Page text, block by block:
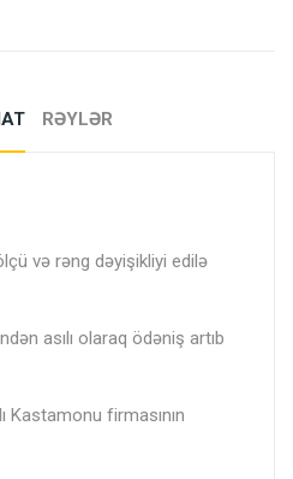
RƏYLƏR
və rəng dəyişikliyi edilə
asılı olaraq ödəniş artıb
Kastamonu firmasının